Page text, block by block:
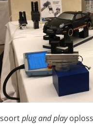
soortplug and play